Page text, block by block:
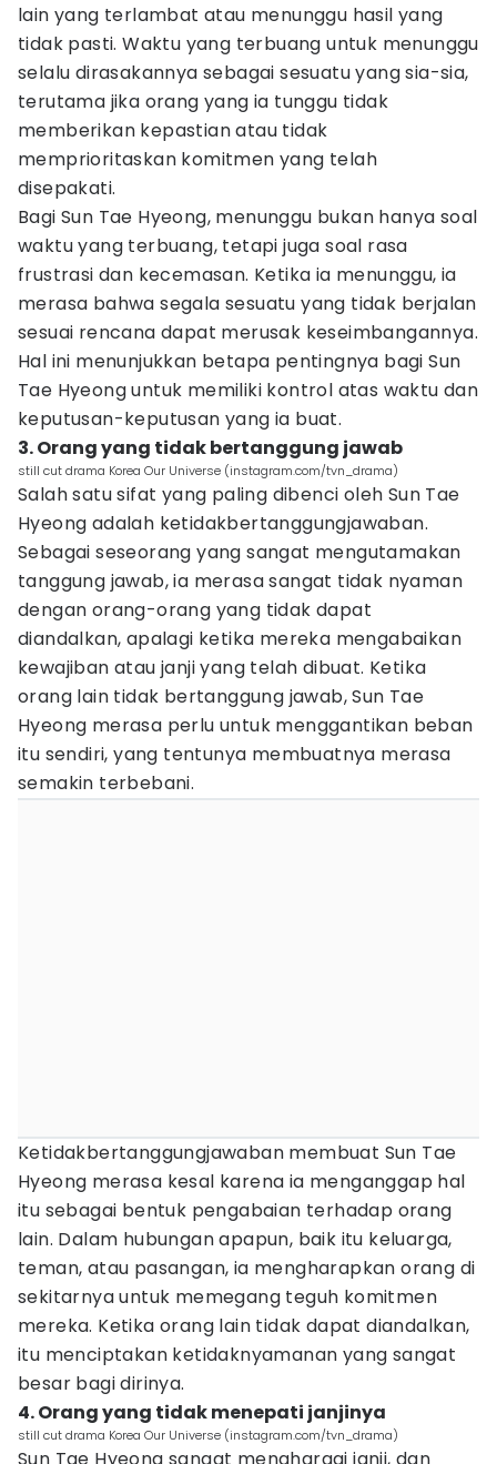
lain yang terlambat atau menunggu hasil yang
tidak pasti. Waktu yang terbuang untuk menunggu
selalu dirasakannya sebagai sesuatu yang sia-sia,
terutama jika orang yang ia tunggu tidak
memberikan kepastian atau tidak
memprioritaskan komitmen yang telah
disepakati.
Bagi Sun Tae Hyeong, menunggu bukan hanya soal
waktu yang terbuang, tetapi juga soal rasa
frustrasi dan kecemasan. Ketika ia menunggu, ia
merasa bahwa segala sesuatu yang tidak berjalan
sesuai rencana dapat merusak keseimbangannya.
Hal ini menunjukkan betapa pentingnya bagi Sun
Tae Hyeong untuk memiliki kontrol atas waktu dan
keputusan-keputusan yang ia buat.
3. Orang yang tidak bertanggung jawab
still cut drama Korea Our Universe (instagram.com/tvn_drama)
Salah satu sifat yang paling dibenci oleh Sun Tae
Hyeong adalah ketidakbertanggungjawaban.
Sebagai seseorang yang sangat mengutamakan
tanggung jawab, ia merasa sangat tidak nyaman
dengan orang-orang yang tidak dapat
diandalkan, apalagi ketika mereka mengabaikan
kewajiban atau janji yang telah dibuat. Ketika
orang lain tidak bertanggung jawab, Sun Tae
Hyeong merasa perlu untuk menggantikan beban
itu sendiri, yang tentunya membuatnya merasa
semakin terbebani.
Ketidakbertanggungjawaban membuat Sun Tae
Hyeong merasa kesal karena ia menganggap hal
itu sebagai bentuk pengabaian terhadap orang
lain. Dalam hubungan apapun, baik itu keluarga,
teman, atau pasangan, ia mengharapkan orang di
sekitarnya untuk memegang teguh komitmen
mereka. Ketika orang lain tidak dapat diandalkan,
itu menciptakan ketidaknyamanan yang sangat
besar bagi dirinya.
4. Orang yang tidak menepati janjinya
still cut drama Korea Our Universe (instagram.com/tvn_drama)